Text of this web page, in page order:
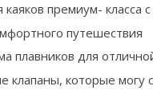
премиум-
путешествия
плавников для
клапаны, которые могу